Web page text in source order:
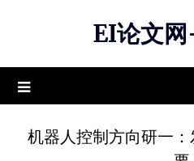
EI论文
机器人控制方向研一